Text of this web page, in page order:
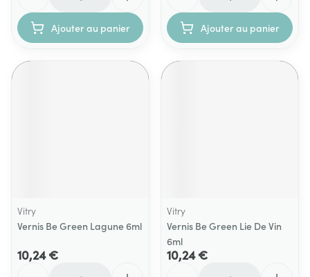
Ajouter au panier Ajouter au panier
Vitry
Vernis Be Green Lagune 6ml
10,24 €
Vitry
Vernis Be Green Lie De Vin
6ml
10,24 €